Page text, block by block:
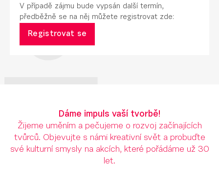
V případě zájmu bude vypsán další termín,
předběžně se na něj můžete registrovat zde:
Registrovat se
Dáme impuls vaší tvorbě!
Žijeme uměním a pečujeme o rozvoj začínajících
tvůrců. Objevujte s námi kreativní svět a probuďte
své kulturní smysly na akcích, které pořádáme už 30
let.